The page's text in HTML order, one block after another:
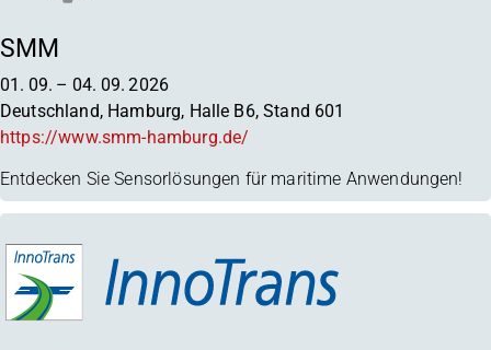
SMM
01. 09. – 04. 09. 2026
Deutschland, Hamburg, Halle B6, Stand 601
https://www.smm-hamburg.de/
Entdecken Sie Sensorlösungen für maritime Anwendungen!